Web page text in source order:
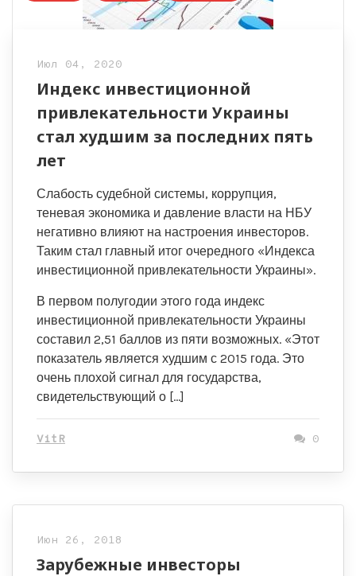
Июл 04, 2020
Индекс инвестиционной
привлекательности Украины
стал худшим за последних пять
лет
Слабость судебной системы, коррупция,
теневая экономика и давление власти на НБУ
негативно влияют на настроения инвесторов.
Таким стал главный итог очередного «Индекса
инвестиционной привлекательности Украины».
В первом полугодии этого года индекс
инвестиционной привлекательности Украины
составил 2,51 баллов из пяти возможных. «Этот
показатель является худшим с 2015 года. Это
очень плохой сигнал для государства,
свидетельствующий о […]
VitR 0
Июн 26, 2018
Зарубежные инвесторы